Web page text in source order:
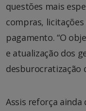
questões mais
compras,
pagamento. “O
e atualização dos
desburocratização
Assis reforça